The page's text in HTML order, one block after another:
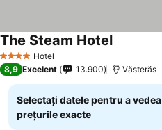
4 Stele Hotel
The Steam Hotel
8,9 Excelent 13.900 Västeräs
Selectați datele pentru a vedea
prețurile exacte